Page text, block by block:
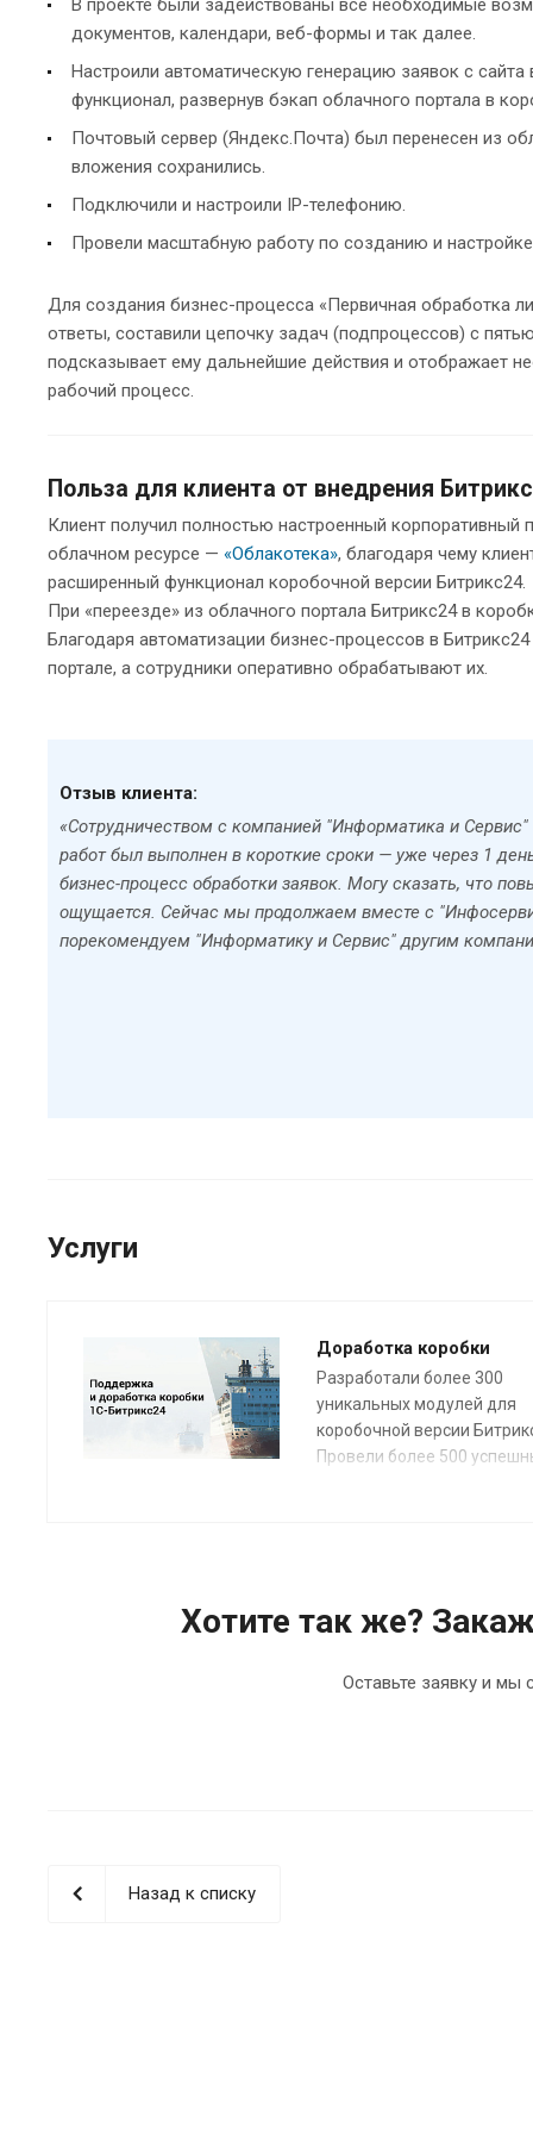
В проекте были задействованы все необходимые
документов, календари, веб-формы и так далее.
Настроили автоматическую генерацию заявок с
функционал, развернув бэкап облачного портала в
Почтовый сервер (Яндекс.Почта) был перенесен из
вложения сохранились.
Подключили и настроили IP-телефонию.
Провели масштабную работу по созданию и
Для создания бизнес-процесса «Первичная обработка
ответы, составили цепочку задач (подпроцессов) с
подсказывает ему дальнейшие действия и отображает
рабочий процесс.
Польза для клиента от внедрения
Клиент получил полностью настроенный
облачном ресурсе — «Облакотека», благодаря чему
расширенный функционал коробочной версии Битрикс24.
При «переезде» из облачного портала Битрикс24 в
Благодаря автоматизации бизнес-процессов в
портале, а сотрудники оперативно обрабатывают их.
Отзыв клиента:
«Сотрудничеством с компанией "Информатика и
работ был выполнен в короткие сроки — уже через 1
бизнес-процесс обработки заявок. Могу сказать, что
ощущается. Сейчас мы продолжаем вместе с
порекомендуем "Информатику и Сервис" другим
Услуги
Доработка коробки
Разработали более 300
уникальных модулей для
коробочной версии
Провели более 500
Хотите так же?
Оставьте заявку и мы
Назад к списку